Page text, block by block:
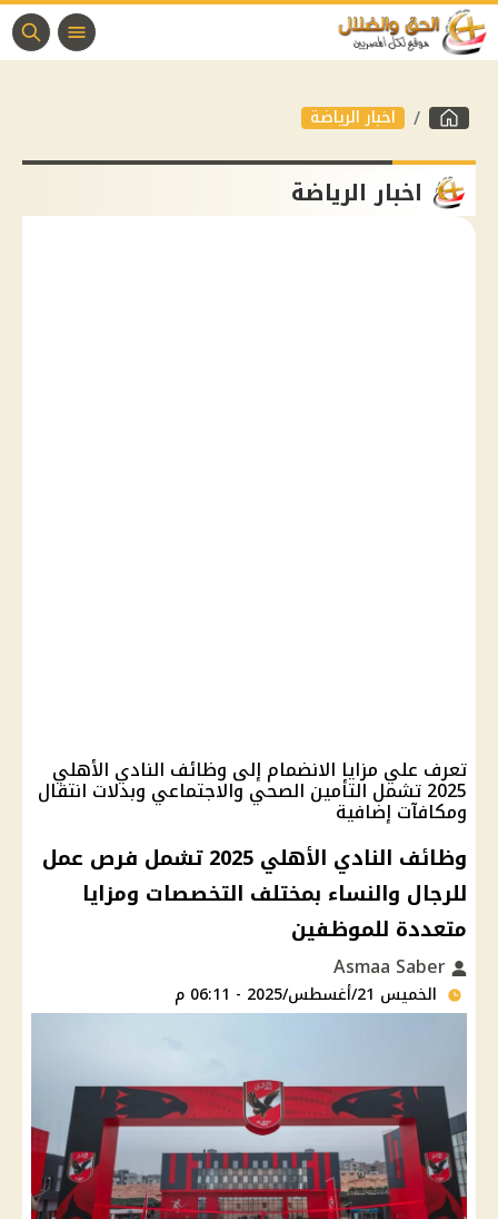
اخبار الرياضة
اخبار الرياضة
تعرف علي مزايا الانضمام إلى وظائف النادي الأهلي
2025 تشمل التأمين الصحي والاجتماعي وبدلات انتقال
ومكافآت إضافية
وظائف النادي الأهلي 2025 تشمل فرص عمل
للرجال والنساء بمختلف التخصصات ومزايا
متعددة للموظفين
الخميس 21/أغسطس/2025 - 06:11 م